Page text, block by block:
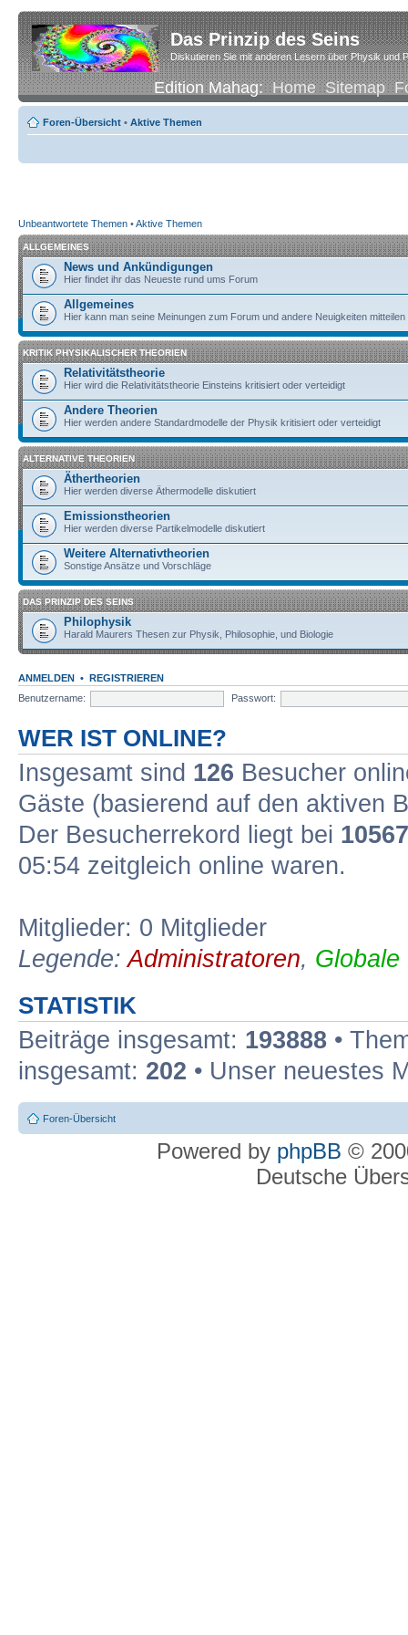
Das Prinzip des Seins
Diskutieren Sie mit anderen Lesern über Physik und
Edition Mahag:Home Sitemap
Foren-Übersicht • Aktive Themen
Unbeantwortete Themen •Aktive Themen
ALLGEMEINES
News und Ankündigungen
Hier findet ihr das Neueste rund ums Forum
Allgemeines
Hier kann man seine Meinungen zum Forum und andere Neuigkeiten mitteilen
KRITIK PHYSIKALISCHER THEORIEN
Relativitätstheorie
Hier wird die Relativitätstheorie Einsteins kritisiert oder verteidigt
Andere Theorien
Hier werden andere Standardmodelle der Physik kritisiert oder verteidigt
ALTERNATIVE THEORIEN
Äthertheorien
Hier werden diverse Äthermodelle diskutiert
Emissionstheorien
Hier werden diverse Partikelmodelle diskutiert
Weitere Alternativtheorien
Sonstige Ansätze und Vorschläge
DAS PRINZIP DES SEINS
Philophysik
Harald Maurers Thesen zur Physik, Philosophie, und Biologie
ANMELDEN • REGISTRIEREN
Benutzername:
Passwort:
WER IST ONLINE?
Insgesamt sind 126 Besucher
Gäste (basierend auf den aktiven
Der Besucherrekord liegt bei 10567
05:54 zeitgleich online waren.
Mitglieder: 0 Mitglieder
Legende:Administratoren, Globale
STATISTIK
Beiträge insgesamt: 193888 •
insgesamt: 202 • Unser neuestes
Foren-Übersicht
Powered by phpBB ©
Deutsche